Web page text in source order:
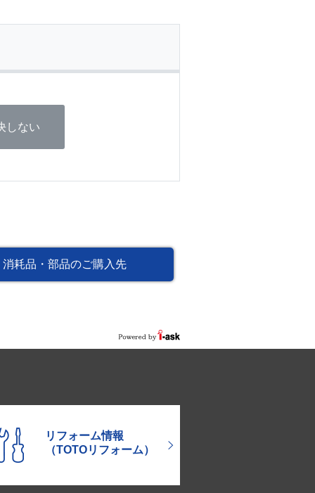
しない
消耗品・部品のご購入先
リフォーム情報
（TOTOリフォーム）